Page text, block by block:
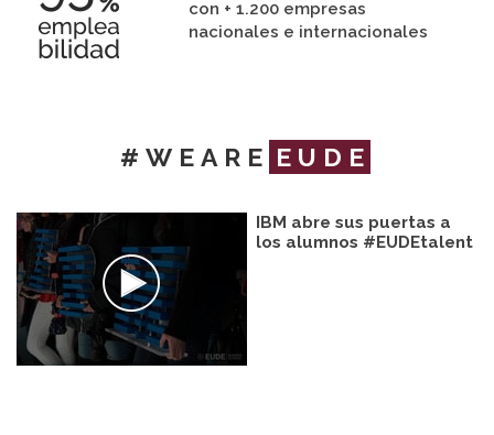
con + 1.200 empresas
nacionales e internacionales
#WEARE EUDE
IBM abre sus puertas a
los alumnos #EUDEtalent